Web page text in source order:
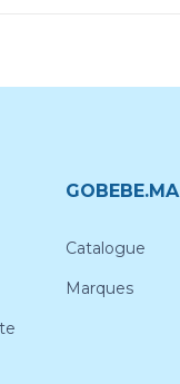
GOBEBE.MA
Catalogue
Marques